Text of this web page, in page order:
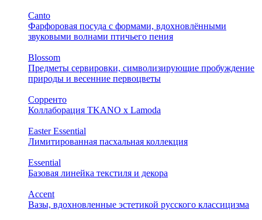
Canto
Фарфоровая посуда с формами, вдохновлёнными
звуковыми волнами птичьего пения
Blossom
Предметы сервировки, символизирующие пробуждение
природы и весенние первоцветы
Сорренто
Коллаборация TKANO х Lamoda
Easter Essential
Лимитированная пасхальная коллекция
Essential
Базовая линейка текстиля и декора
Accent
Вазы, вдохновленные эстетикой русского классицизма